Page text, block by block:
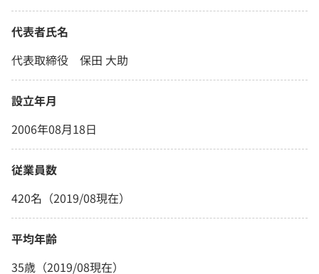
代表者氏名
代表取締役 保田 大助
設立年月
2006年08月18日
従業員数
420名（2019/08現在）
平均年齢
35歳（2019/08現在）